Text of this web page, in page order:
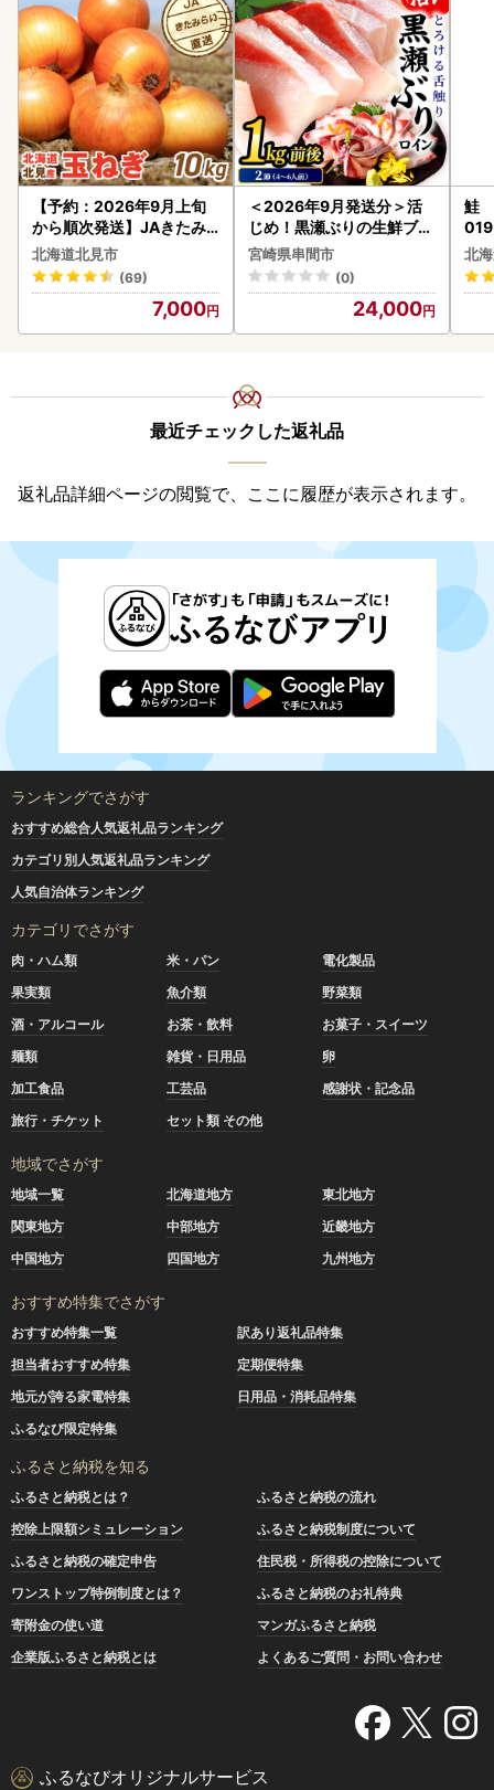
【予約：2026年9月上旬
から順次発送】JAきたみ
らい産 玉ねぎ Lサイズ 10k
g ( タマネギ たまねぎ 野菜
)【210-0003-2026】
北海道北見市
(69)
7,000
＜2026年9月発送分＞活
じめ！黒瀬ぶりの生鮮ブリ
ロイン2節（1.0kg前後）_
K001-012-2609
宮崎県串間市
(0)
24,000
鮭
北
最近チェックした返礼品
返礼品詳細ページの閲覧で、ここに履歴が表示されます。
ランキングでさがす
おすすめ総合人気返礼品ランキング
カテゴリ別人気返礼品ランキング
人気自治体ランキング
カテゴリでさがす
肉・ハム類 米・パン
電化製品
果実類
魚介類
野菜類
酒・アルコール
お茶・飲料
お菓子・スイーツ
麺類
雑貨・日用品
卵
加工食品
工芸品
感謝状・記念品
旅行・チケット
セット類 その他
地域でさがす
地域一覧 北海道地方
東北地方
関東地方
中部地方
近畿地方
中国地方
四国地方 九州地方
おすすめ特集でさがす
おすすめ特集一覧
訳あり返礼品特集
担当者おすすめ特集
定期便特集
地元が誇る家電特集
日用品・消耗品特集
ふるなび限定特集
ふるさと納税を知る
ふるさと納税とは？
ふるさと納税の流れ
控除上限額シミュレーション
ふるさと納税制度について
ふるさと納税の確定申告
住民税・所得税の控除について
ワンストップ特例制度とは？
ふるさと納税のお礼特典
寄附金の使い道
マンガふるさと納税
企業版ふるさと納税とは
よくあるご質問・お問い合わせ
ふるなびオリジナルサービス